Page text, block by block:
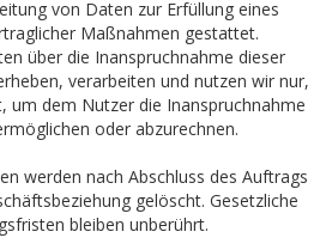
von Daten zur Erfüllung eines
Maßnahmen gestattet.
über die Inanspruchnahme dieser
verarbeiten und nutzen wir nur,
um dem Nutzer die Inanspruchnahme
oder abzurechnen.
werden nach Abschluss des Auftrags
gelöscht. Gesetzliche
bleiben unberührt.